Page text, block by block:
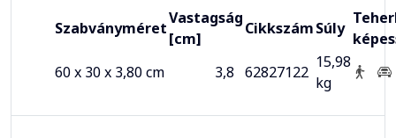
Szabványméret
Vastagság
[cm]
CikkszámSúly
60 x 30 x 3,80 cm
3,8 62827122
15,98
kg